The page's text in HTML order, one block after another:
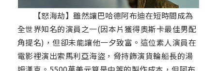
【怒海劫】雖然讓巴哈德阿布迪在短時間成為
全世界知名的演員之一(因本片獲得奧斯卡最佳男配
角提名)，但卻未能讓他一夕致富。這位素人演員在
電影裡演出索馬利亞海盜，脅持飾演貨輪船長的湯